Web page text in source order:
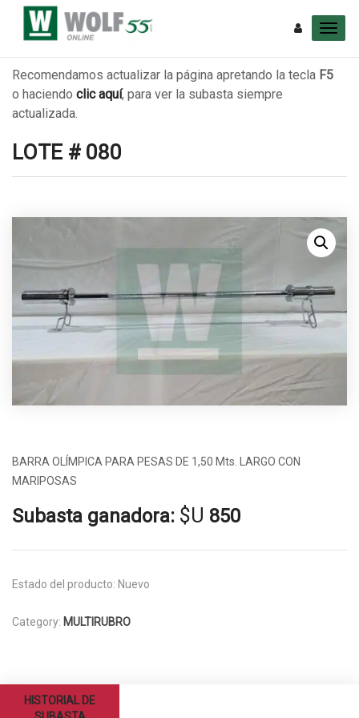
Recomendamos actualizar la página apretando la tecla F5
o haciendo clic aquí, para ver la subasta siempre
actualizada.
LOTE # 080
BARRA OLÍMPICA PARA PESAS DE 1,50 Mts. LARGO CON
MARIPOSAS
Subasta ganadora: $U 850
Estado del producto: Nuevo
Category: MULTIRUBRO
HISTORIAL DE